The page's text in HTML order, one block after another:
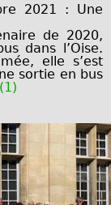
2021 : Une
de 2020,
dans l’Oise.
elle s’est
sortie en bus